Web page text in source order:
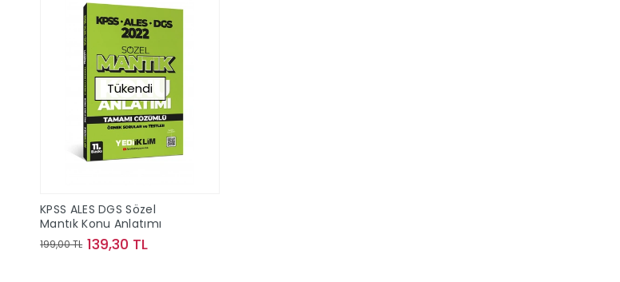
Tükendi
KPSS ALES DGS Sözel
Mantık Konu Anlatımı
199,00 TL 139,30 TL